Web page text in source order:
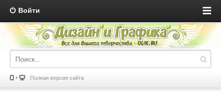
Войти
Полная версия сайта